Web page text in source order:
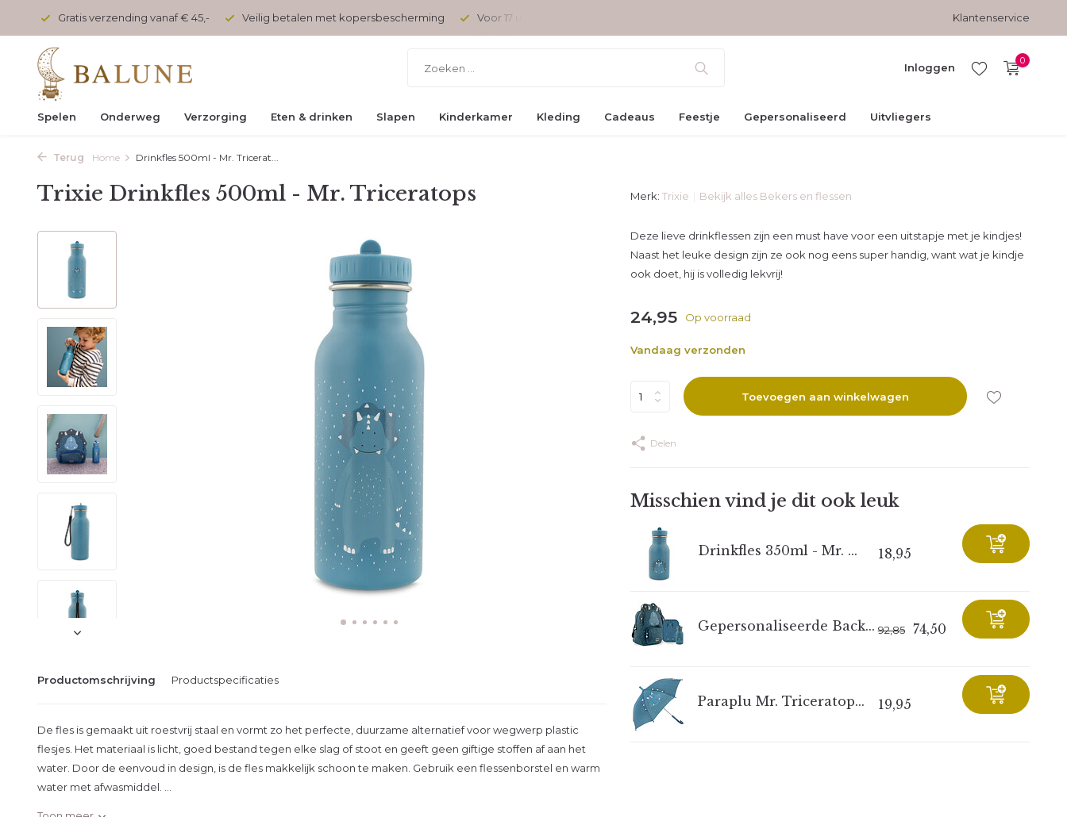
Gratis verzending vanaf € 45,- Veilig betalen met kopersbescherming Voor 17 uur besteld, vandaag verzonden Veilig betalen met
Klantenservice
Inloggen
0
Spelen Onderweg Verzorging Eten & drinken Slapen Kinderkamer Kleding Cadeaus Feestje Gepersonaliseerd Uitvliegers
Terug Home Drinkfles 500ml - Mr. Tricerat...
Trixie Drinkfles 500ml - Mr. Triceratops
Productomschrijving Productspecificaties
De fles is gemaakt uit roestvrij staal en vormt zo het perfecte, duurzame alternatief voor wegwerp plastic
flesjes. Het materiaal is licht, goed bestand tegen elke slag of stoot en geeft geen giftige stoffen af aan het
water. Door de eenvoud in design, is de fles makkelijk schoon te maken. Gebruik een flessenborstel en warm
water met afwasmiddel. ...
Merk: Trixie Bekijk alles Bekers en flessen
Deze lieve drinkflessen zijn een must have voor een uitstapje met je kindjes!
Naast het leuke design zijn ze ook nog eens super handig, want wat je kindje
ook doet, hij is volledig lekvrij!
24,95 Op voorraad
Vandaag verzonden
Toevoegen aan winkelwagen
Delen
Misschien vind je dit ook leuk
Drinkfles 350ml - Mr. ... 18,95
Gepersonaliseerde Back... 92,85 74,50
Paraplu Mr. Triceratop... 19,95